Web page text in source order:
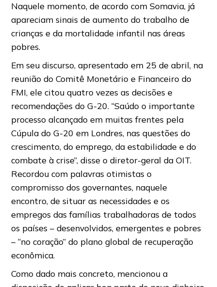
Naquele momento, de acordo com Somavia, já
apareciam sinais de aumento do trabalho de
crianças e da mortalidade infantil nas áreas
pobres.
Em seu discurso, apresentado em 25 de abril, na
reunião do Comitê Monetário e Financeiro do
FMI, ele citou quatro vezes as decisões e
recomendações do G-20. “Saúdo o importante
processo alcançado em muitas frentes pela
Cúpula do G-20 em Londres, nas questões do
crescimento, do emprego, da estabilidade e do
combate à crise”, disse o diretor-geral da OIT.
Recordou com palavras otimistas o
compromisso dos governantes, naquele
encontro, de situar as necessidades e os
empregos das famílias trabalhadoras de todos
os países – desenvolvidos, emergentes e pobres
– “no coração” do plano global de recuperação
econômica.
Como dado mais concreto, mencionou a